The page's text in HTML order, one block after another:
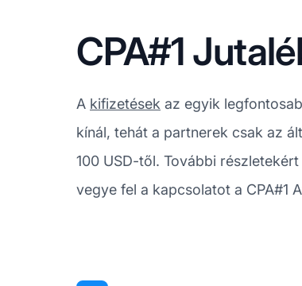
CPA#1
A kifizetések az egyik
kínál, tehát a partnerek csak az
100 USD-től. További
vegye fel a kapcsolatot a CPA#1